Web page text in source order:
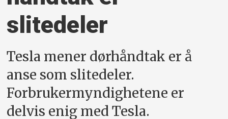
slitedeler
Tesla mener dørhåndtak er å
anse som slitedeler.
Forbrukermyndighetene er
delvis enig med Tesla.